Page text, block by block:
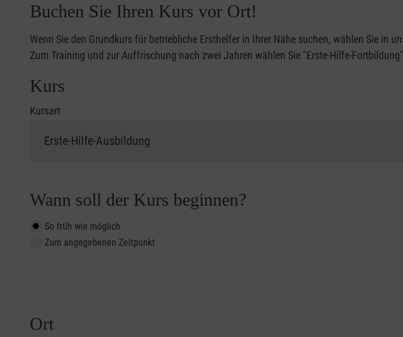
Buchen Sie Ihren Kurs vor Ort!
Wenn Sie den Grundkurs für betriebliche Ersthelfer in Ihrer Nähe suchen, wählen Sie in
Zum Training und zur Auffrischung nach zwei Jahren wählen Sie "Erste-Hilfe-
Kurs
Kursart
Wann soll der Kurs beginnen?
So früh wie möglich
Zum angegebenen Zeitpunkt
Ort